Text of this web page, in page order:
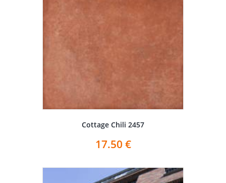
Cottage Chili 2457
17.50 €